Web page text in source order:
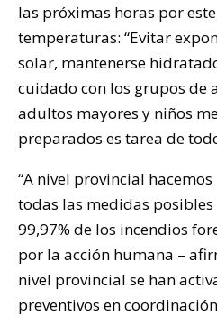
las próximas horas por
temperaturas: “Evitar
solar, mantenerse
cuidado con los grupos de
adultos mayores y niños
preparados es tarea de
“A nivel provincial
todas las medidas
99,97% de los incendios
por la acción humana –
nivel provincial se han
preventivos en